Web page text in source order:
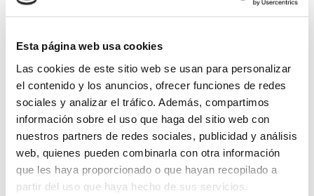
Esta página web usa cookies
Las cookies de este sitio web se usan para personalizar
el contenido y los anuncios, ofrecer funciones de redes
sociales y analizar el tráfico. Además, compartimos
información sobre el uso que haga del sitio web con
nuestros partners de redes sociales, publicidad y análisis
web, quienes pueden combinarla con otra información
que les haya proporcionado o que hayan recopilado a
partir del uso que haya hecho de sus servicios.
convenio en residencias de Gipuzkoa. ELA
han querido negociar sobre las
reivindicaciones de las plantillas ni han
abordado los principales problemas del sector,
con 5.000 personas trabajadoras, la mayoría
mujeres. Aunque el servicio que ofrecen está
financiado al 90% con dinero público
mediante la Diputación, sus condiciones
laborales son precarias, critica ELA.